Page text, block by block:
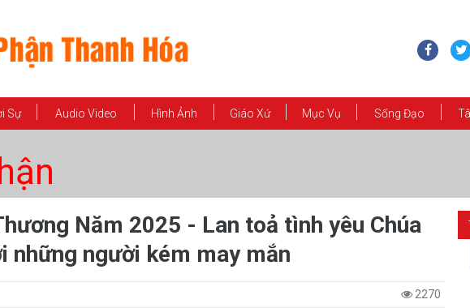
Sự Audio Video Hình Ảnh Giáo Xứ Mục Vụ Sống Đạo
Năm 2025 - Lan toả tình yêu Chúa
những người kém may mắn
2270